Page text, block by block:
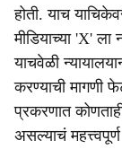
होती. याच
मीडियाच्या 'X'
याचवेळी
करण्याची मागणी
प्रकरणात
असल्याचं